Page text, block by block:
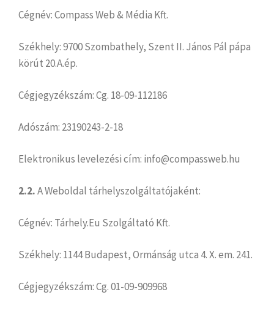
Cégnév: Compass Web & Média Kft.
Székhely: 9700 Szombathely, Szent II. János Pál pápa
körút 20.A.ép.
Cégjegyzékszám: Cg. 18-09-112186
Adószám: 23190243-2-18
Elektronikus levelezési cím: info@compassweb.hu
2.2.A Weboldal tárhelyszolgáltatójaként:
Cégnév: Tárhely.Eu Szolgáltató Kft.
Székhely: 1144 Budapest, Ormánság utca 4. X. em. 241.
Cégjegyzékszám: Cg. 01-09-909968